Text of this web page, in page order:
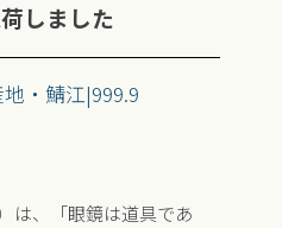
しました
・鯖江|999.9
は、「眼鏡は道具であ